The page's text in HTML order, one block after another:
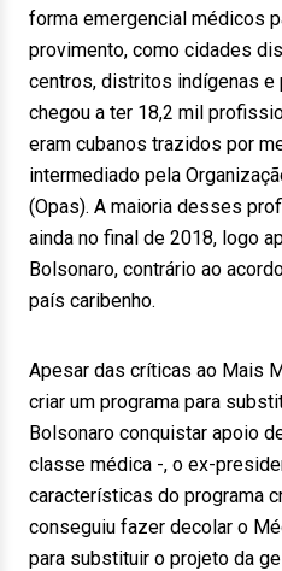
forma emergencial médicos
provimento, como cidades
centros, distritos indígenas
chegou a ter 18,2 mil
eram cubanos trazidos por
intermediado pela
(Opas). A maioria desses
ainda no final de 2018, logo
Bolsonaro, contrário ao
país caribenho.
Apesar das críticas ao Mais
criar um programa para
Bolsonaro conquistar apoio
classe médica -, o ex-
características do programa
conseguiu fazer decolar o
para substituir o projeto da